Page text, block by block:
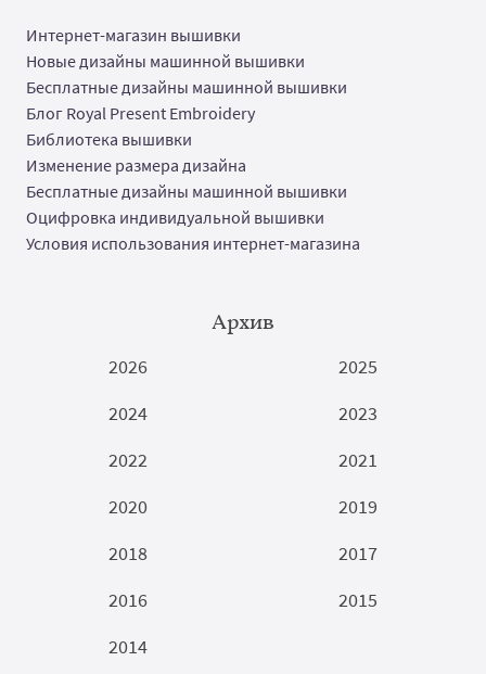
Интернет-магазин вышивки
Новые дизайны машинной вышивки
Бесплатные дизайны машинной вышивки
Блог Royal Present Embroidery
Библиотека вышивки
Изменение размера дизайна
Бесплатные дизайны машинной вышивки
Оцифровка индивидуальной вышивки
Условия использования интернет-магазина
Архив
2026
2025
2024
2023
2022
2021
2020
2019
2018
2017
2016
2015
2014